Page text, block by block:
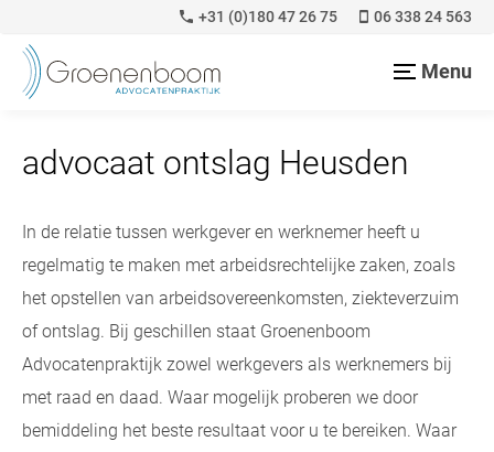
+31 (0)180 47 26 75 06 338 24 563
Menu
advocaat ontslag Heusden
In de relatie tussen werkgever en werknemer heeft u
regelmatig te maken met arbeidsrechtelijke zaken, zoals
het opstellen van arbeidsovereenkomsten, ziekteverzuim
of ontslag. Bij geschillen staat Groenenboom
Advocatenpraktijk zowel werkgevers als werknemers bij
met raad en daad. Waar mogelijk proberen we door
bemiddeling het beste resultaat voor u te bereiken. Waar